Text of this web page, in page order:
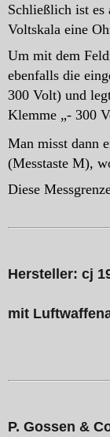
Schließlich ist es
Voltskala eine
Um mit dem
ebenfalls die
300 Volt) und
Klemme „- 300
Man misst dann
(Messtaste M),
Diese
Hersteller: cj
mit
P. Gossen &